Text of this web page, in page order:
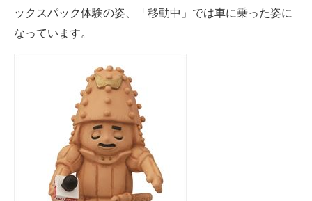
エネルギーの専門メディア
ちょっと気になるネットの話題
ックスパック体験の姿、「移動中」では車に乗った姿に
なっています。